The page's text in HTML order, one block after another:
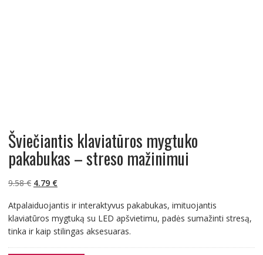
Šviečiantis klaviatūros mygtuko
pakabukas – streso mažinimui
9.58€ Original
was:
9.58 €.
4.79 €Current
is:
4.79 €.
Atpalaiduojantis ir interaktyvus pakabukas, imituojantis
klaviatūros mygtuką su LED apšvietimu, padės sumažinti stresą,
tinka ir kaip stilingas aksesuaras.